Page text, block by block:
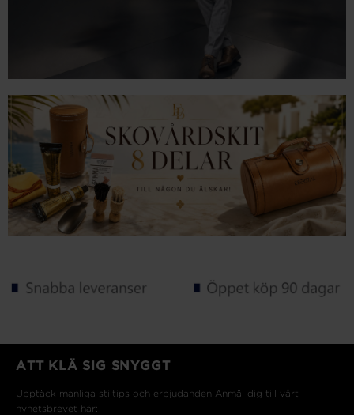
ATT KLÄ SIG SNYGGT
Upptäck manliga stiltips och erbjudanden Anmäl dig till vårt
nyhetsbrevet här: